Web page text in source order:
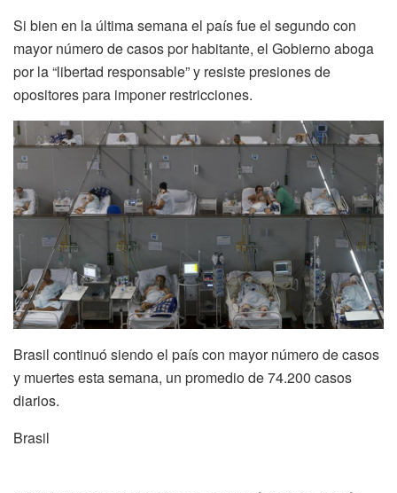
Si bien en la última semana el país fue el segundo con
mayor número de casos por habitante, el Gobierno aboga
por la “libertad responsable” y resiste presiones de
opositores para imponer restricciones.
Brasil continuó siendo el país con mayor número de casos
y muertes esta semana, un promedio de 74.200 casos
diarios.
Brasil